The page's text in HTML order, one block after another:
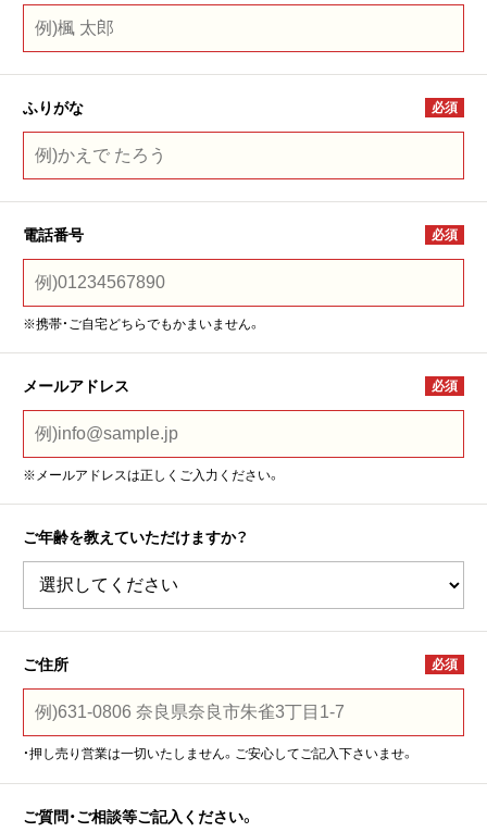
ふりがな 必須
電話番号 必須
※携帯・ご自宅どちらでもかまいません。
メールアドレス 必須
※メールアドレスは正しくご入力ください。
ご年齢を教えていただけますか？
ご住所 必須
・押し売り営業は一切いたしません。ご安心してご記入下さいませ。
ご質問・ご相談等ご記入ください。